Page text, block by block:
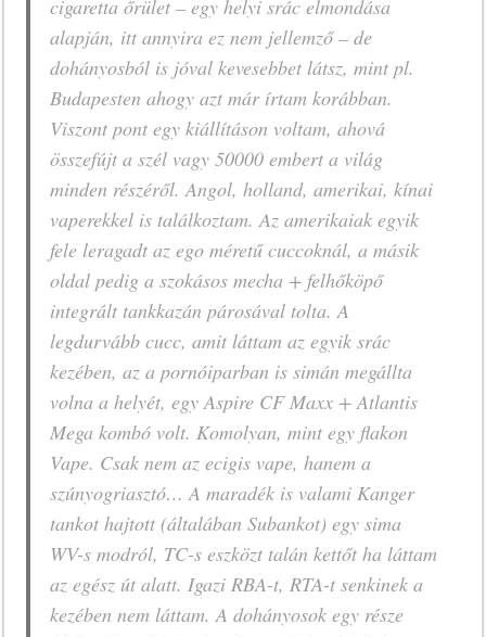
cigaretta őrület – egy helyi srác elmondása
alapján, itt annyira ez nem jellemző – de
dohányosból is jóval kevesebbet látsz, mint pl.
Budapesten ahogy azt már írtam korábban.
Viszont pont egy kiállításon voltam, ahová
összefújt a szél vagy 50000 embert a világ
minden részéről. Angol, holland, amerikai, kínai
vaperekkel is találkoztam. Az amerikaiak egyik
fele leragadt az ego méretű cuccoknál, a másik
oldal pedig a szokásos mecha + felhőköpő
integrált tankkazán párosával tolta. A
legdurvább cucc, amit láttam az egyik srác
kezében, az a pornóiparban is simán megállta
volna a helyét, egy Aspire CF Maxx + Atlantis
Mega kombó volt. Komolyan, mint egy flakon
Vape. Csak nem az ecigis vape, hanem a
szúnyogriasztó… A maradék is valami Kanger
tankot hajtott (általában Subankot) egy sima
WV-s modról, TC-s eszközt talán kettőt ha láttam
az egész út alatt. Igazi RBA-t, RTA-t senkinek a
kezében nem láttam. A dohányosok egy része